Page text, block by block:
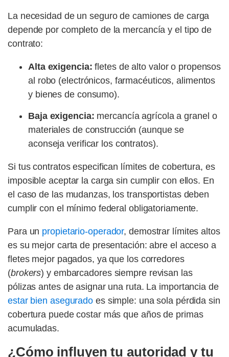
La necesidad de un seguro de camiones de carga
depende por completo de la mercancía y el tipo de
contrato:
Alta exigencia: fletes de alto valor o propensos
al robo (electrónicos, farmacéuticos, alimentos
y bienes de consumo).
Baja exigencia: mercancía agrícola a granel o
materiales de construcción (aunque se
aconseja verificar los contratos).
Si tus contratos especifican límites de cobertura, es
imposible aceptar la carga sin cumplir con ellos. En
el caso de las mudanzas, los transportistas deben
cumplir con el mínimo federal obligatoriamente.
Para un propietario-operador, demostrar límites altos
es su mejor carta de presentación: abre el acceso a
fletes mejor pagados, ya que los corredores
(brokers) y embarcadores siempre revisan las
pólizas antes de asignar una ruta. La importancia de
estar bien asegurado es simple: una sola pérdida sin
cobertura puede costar más que años de primas
acumuladas.
¿Cómo influyen tu autoridad y tu